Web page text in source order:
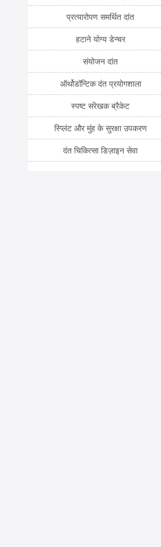
प्रत्यारोपण समर्थित दांत
हटाने योग्य डेन्चर
संयोजन दांत
ऑर्थोडॉन्टिक दंत प्रयोगशाला
स्पष्ट संरेखक ब्रैकेट
स्प्लिंट और मुंह के सुरक्षा उपकरण
दंत चिकित्सा डिज़ाइन सेवा